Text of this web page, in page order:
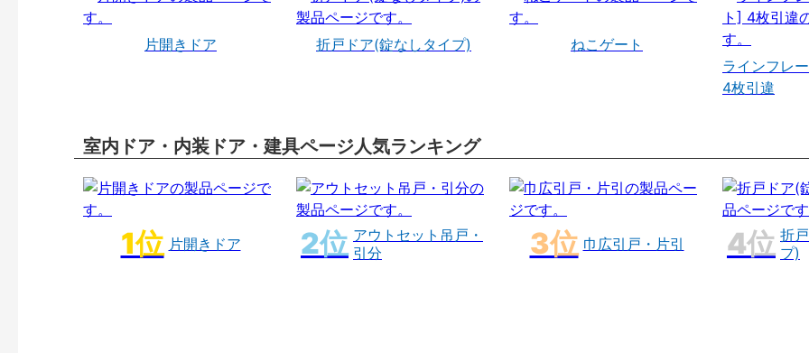
片開きドア 折戸ドア(錠なしタイプ)
ねこゲート
ラインフレ
4枚引違
室内ドア・内装ドア・建具ページ人気ランキング
片開きドア
アウトセット吊戸・
引分
巾広引戸・片引
折
プ)